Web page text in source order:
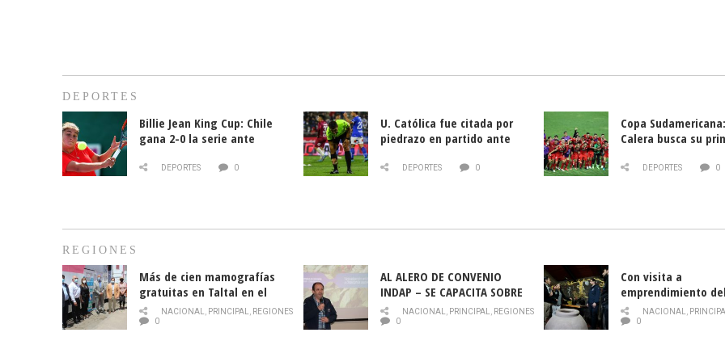
DEPORTES
Billie Jean King Cup: Chile
gana 2-0 la serie ante
DEPORTES 0
U. Católica fue citada por
piedrazo en partido ante
DEPORTES 0
Copa
Calera busca su
DEPORTES 0
REGIONES
Más de cien mamografías
gratuitas en Taltal en el
mes de la prevención del
cáncer de mama
NACIONAL, PRINCIPAL, REGIONES
0
AL ALERO DE CONVENIO
INDAP – SE CAPACITA SOBRE
PLAGA DROSOPHILA SUZUKII
NACIONAL, PRINCIPAL, REGIONES
0
Con visita a
emprendimiento
y llamado al
historia campesina
NACIONAL,
0